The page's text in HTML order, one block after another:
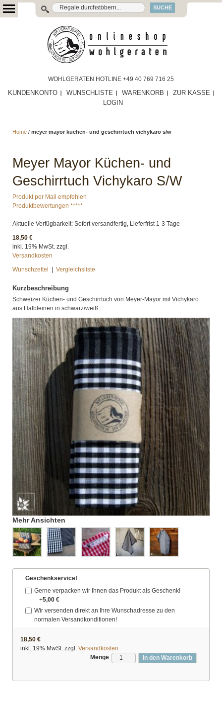
SUCHE
WOHLGERATEN HOTLINE +49 40 769 716 25
KUNDENKONTO WUNSCHLISTE WARENKORB
ZUR KASSE
LOGIN
Home / meyer mayor küchen- und geschirrtuch vichykaro s/w
Meyer Mayor Küchen- und
Geschirrtuch Vichykaro S/W
Produkt per Mail empfehlen
Produktbewertungen *****
Aktuelle Verfügbarkeit: Sofort versandfertig, Lieferfrist 1-3 Tage
18,50 €
inkl. 19% MwSt. zzgl.
Versandkosten
Wunschzettel
Vergleichsliste
Kurzbeschreibung
Schweizer Küchen- und Geschirrtuch von Meyer-Mayor mit Vichykaro
aus Halbleinen in schwarz/weiß.
Mehr Ansichten
Geschenkservice!
Gerne verpacken wir Ihnen das Produkt als Geschenk!
+5,00 €
Wir versenden direkt an Ihre Wunschadresse zu den
normalen Versandkonditionen!
18,50 €
inkl. 19% MwSt. zzgl. Versandkosten
Menge
In den Warenkorb